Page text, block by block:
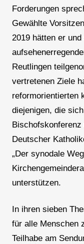
Forderungen
Gewählte
2019 hätten er
Reutlingen
vertretenen Ziele
reformorientierten
diejenigen, die
Deutscher
„Der synodale
unterstützen.
In ihren sieben
für alle Menschen
Teilhabe am